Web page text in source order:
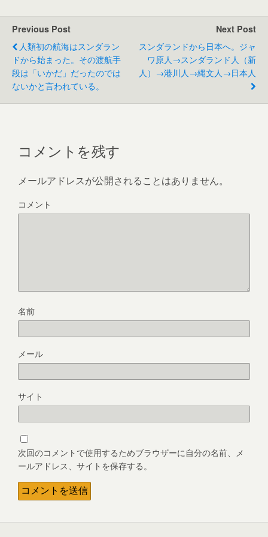
e
b
o
o
k
er
Previous Post
人類初の航海はスンダラン
ドから始まった。その渡航手
段は「いかだ」だったのでは
ないかと言われている。
Next Post
スンダランドから日本へ。ジャ
ワ原人→スンダランド人（新
人）→港川人→縄文人→日本人
コメントを残す
メールアドレスが公開されることはありません。
コメント
名前
メール
サイト
次回のコメントで使用するためブラウザーに自分の名前、メ
ールアドレス、サイトを保存する。